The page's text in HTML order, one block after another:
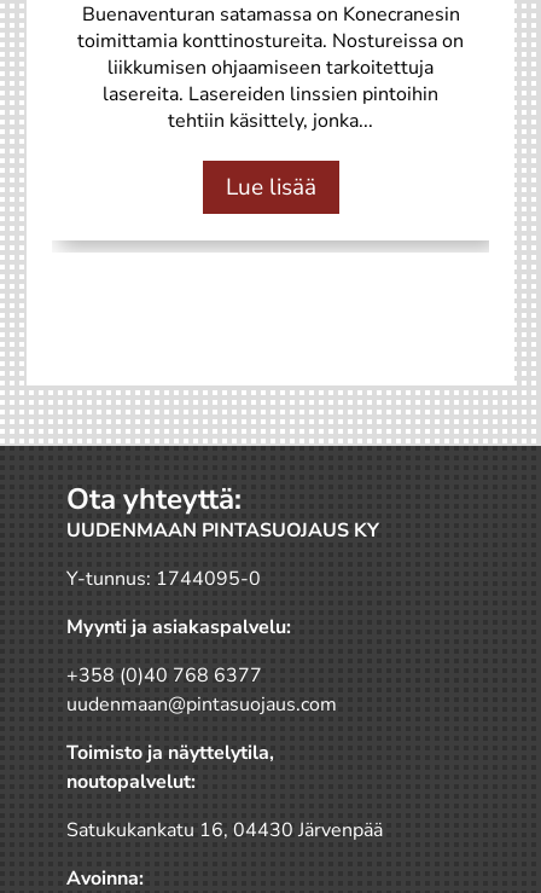
Buenaventuran satamassa on Konecranesin
toimittamia konttinostureita. Nostureissa on
liikkumisen ohjaamiseen tarkoitettuja
lasereita. Lasereiden linssien pintoihin
tehtiin käsittely, jonka...
Lue lisää
Ota yhteyttä:
UUDENMAAN PINTASUOJAUS KY
Y-tunnus: 1744095-0
Myynti ja asiakaspalvelu:
+358 (0)40 768 6377
uudenmaan@pintasuojaus.com
Toimisto ja näyttelytila,
noutopalvelut:
Satukukankatu 16, 04430 Järvenpää
Avoinna: